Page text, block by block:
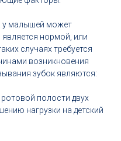
у малышей может
нормой, или
случаях требуется
возникновения
зубок являются:
полости двух
нагрузки на детский